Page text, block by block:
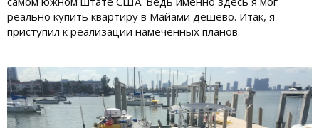
реально купить квартиру в Майами дёшево. Итак, я
приступил к реализации намеченных планов.